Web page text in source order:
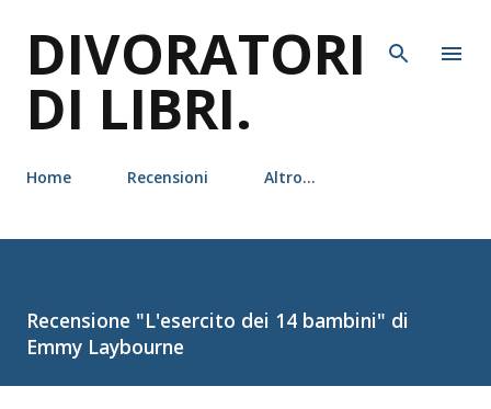
DIVORATORI
DI LIBRI.
Home Recensioni Altro…
Recensione "L'esercito dei 14 bambini" di
Emmy Laybourne